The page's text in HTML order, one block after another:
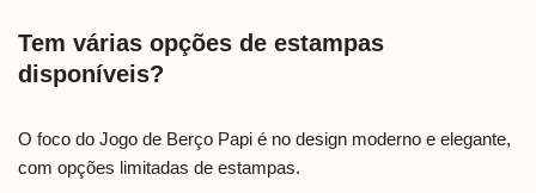
Tem várias opções de estampas
disponíveis?
O foco do Jogo de Berço Papi é no design moderno e elegante,
com opções limitadas de estampas.